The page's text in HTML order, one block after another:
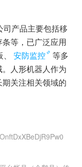
产品主要包括移
等，已广泛应用
安防监控
等多
人形机器人作为
关注相关领域的